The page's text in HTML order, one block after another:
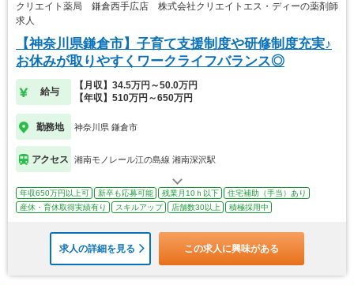
クリエイト薬局 鎌倉西手広店 株式会社クリエイトエス・ディーの薬剤師
求人
【神奈川県鎌倉市】子育て支援制度や研修制度充実♪
お休みが取りやすくワークライフバランス◎
給与
【月収】34.5万円～50.0万円
【年収】510万円～650万円
勤務地 神奈川県 鎌倉市
アクセス 湘南モノレール江の島線 湘南深沢駅
年収650万円以上可 新卒も応募可能 残業月10ｈ以下
住宅補助（手当）あり
産休・育休取得実績有り
スキルアップ 店舗数30以上 積極採用中
求人の詳細を見る この求人に興味がある